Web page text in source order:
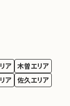
ア 木曽エリア
ア 佐久エリア